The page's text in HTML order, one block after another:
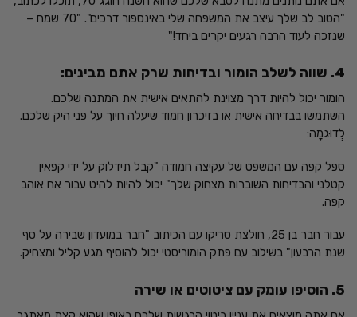
"הטוב לב שלך עיצב את המשפחה שלי באינספור דרכים". "70 שמח –
שנזכה לעוד הרבה רגעים יקרים ביחד!"
4. שווה לשלב הומור ובדיחות שרק אתם מבינים:
הומור יכול להיות דרך מצוינת להתאים אישית את המתנה שלכם.
השתמשו בבדיחה אישית או בזיכרון חמוד שיעלה חיוך על פני היק שלכם.
לְדוּגמָה:
ספל קפה עם המשפט של עקיצה חמודה "קבל תידלוק על ידי קפאין
קטלני והבדיחות השוברות מצחוק שלך" יכול להיות להיט עבור אח אוהב
קפה.
עבור חבר בן 25, חולצת טריקו עם הכיתוב "חבר במועדון שבירה על סף
שנת הרבעון" בשילוב עם פתק הומוריסטי יכול להוסיף מגע קליל ומצחיק.
5. הוסיפו עומק עם ציטוטים או שירה